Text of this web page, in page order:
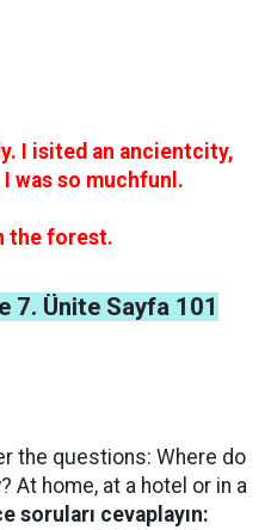
I isited an ancientcity,
was so muchfunl.
the forest.
7. Ünite Sayfa 101
the questions: Where do
At home, at a hotel or in a
soruları cevaplayın: